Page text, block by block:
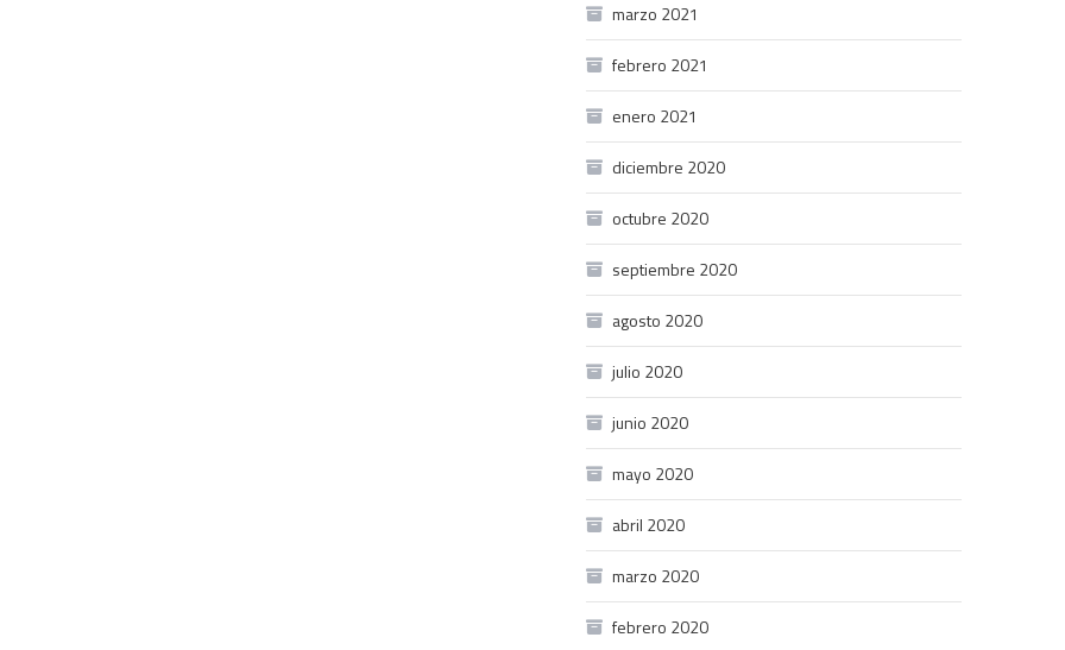
marzo 2021
febrero 2021
enero 2021
diciembre 2020
octubre 2020
septiembre 2020
agosto 2020
julio 2020
junio 2020
mayo 2020
abril 2020
marzo 2020
febrero 2020